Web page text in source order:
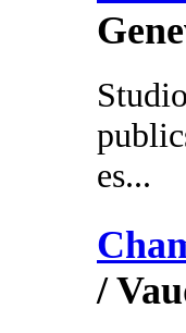
es...
/